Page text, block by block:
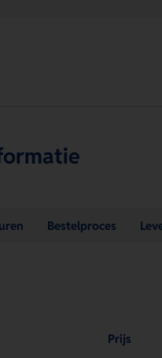
Bestelproces
Prijs